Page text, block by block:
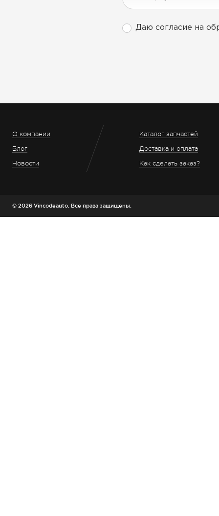
Даю согласие на
О компании
Блог
Новости
Каталог запчастей
Доставка и оплата
Как сделать заказ?
© 2026 Vincodeauto. Все права защищены.